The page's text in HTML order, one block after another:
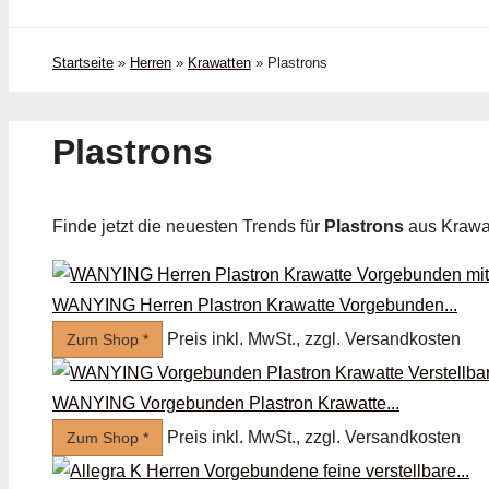
Startseite » Herren » Krawatten » Plastrons
Plastrons
Finde jetzt die neuesten Trends für Plastrons aus
WANYING Herren Plastron Krawatte Vorgebunden...
Zum Shop * Preis inkl. MwSt., zzgl. Versandkosten
WANYING Vorgebunden Plastron Krawatte...
Zum Shop * Preis inkl. MwSt., zzgl. Versandkosten